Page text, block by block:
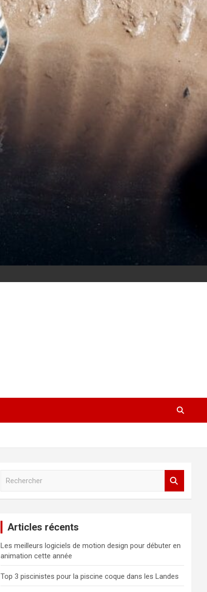
c
h
e
r
Articles récents
Les meilleurs logiciels de motion design pour débuter en
animation cette année
Top 3 piscinistes pour la piscine coque dans les Landes